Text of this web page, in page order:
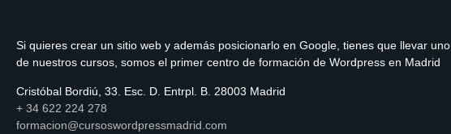
Si quieres crear un sitio web y además posicionarlo en Google, tienes que llevar uno
de nuestros cursos, somos el primer centro de formación de Wordpress en Madrid
Cristóbal Bordiú, 33. Esc. D. Entrpl. B. 28003 Madrid
+ 34 622 224 278
formacion@cursoswordpressmadrid.com